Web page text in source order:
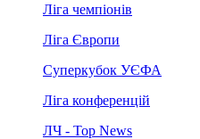
Ліга чемпіонів
Ліга Європи
Суперкубок УЄФА
Ліга конференцій
ЛЧ - Top News